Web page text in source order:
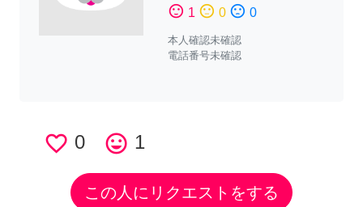
sentiment_satisfied 1 sentiment_neutral 0 sentiment_dissatisfied 0
本人確認未確認
電話番号未確認
favorite_border 0 tag_faces 1
この人にリクエストをする